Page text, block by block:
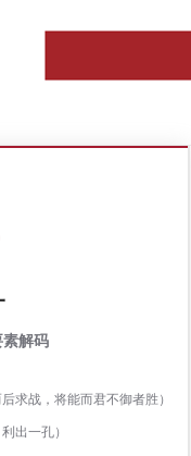
解码
求战，将能而君不御者胜）
出一孔）